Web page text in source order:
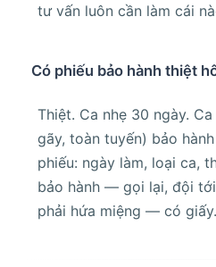
tư vấn luôn cần làm cái
Có phiếu bảo hành thiệt
Thiệt. Ca nhẹ 30 ngày.
gãy, toàn tuyến) bảo
phiếu: ngày làm, loại ca,
bảo hành — gọi lại, đội
phải hứa miệng — có giấy.